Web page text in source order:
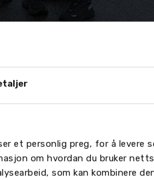
et personlig preg, for å levere
om hvordan du bruker
som kan kombinere
Erik Nilssen og